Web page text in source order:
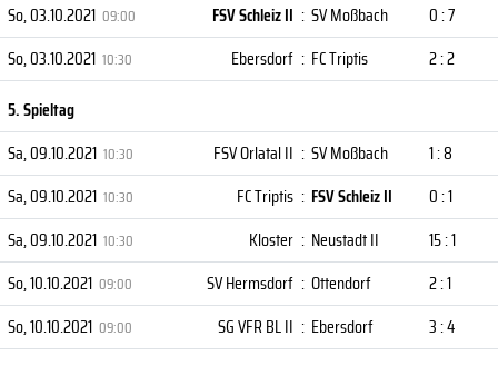
So, 03.10.2021 09:00 FSV Schleiz II : SV Moßbach
0 : 7
So, 03.10.2021 10:30 Ebersdorf : FC Triptis
2 : 2
5. Spieltag
Sa, 09.10.2021 10:30 FSV Orlatal II : SV Moßbach
1 : 8
Sa, 09.10.2021 10:30 FC Triptis : FSV Schleiz II
0 : 1
Sa, 09.10.2021 10:30 Kloster : Neustadt II
15 : 1
So, 10.10.2021 09:00 SV Hermsdorf : Ottendorf
2 : 1
So, 10.10.2021 09:00 SG VFR BL II : Ebersdorf 3 : 4